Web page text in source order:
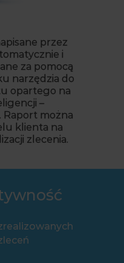
przez
i
za pomocą
narzędzia do
opartego na
–
Raport można
klienta na
zlecenia.